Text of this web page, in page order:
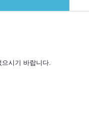
시기 바랍니다.